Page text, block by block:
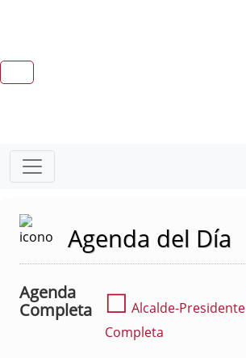
Agenda del Día
Agenda
Completa
☐ Alcalde-Presidente
Completa